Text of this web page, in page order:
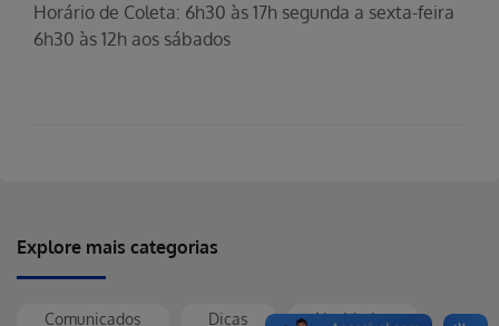
Horário de Coleta: 6h30 às 17h segunda a sexta-feira
6h30 às 12h aos sábados
Explore mais categorias
Comunicados Dicas Novidades